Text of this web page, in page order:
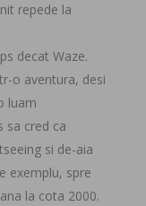
repede la
decat Waze.
o aventura, desi
luam
sa cred ca
si de-aia
exemplu, spre
la cota 2000.